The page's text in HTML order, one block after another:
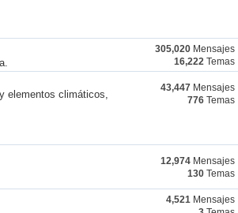
305,020 Mensajes
16,222 Temas
elementos climáticos,
43,447 Mensajes
776 Temas
12,974 Mensajes
130 Temas
4,521 Mensajes